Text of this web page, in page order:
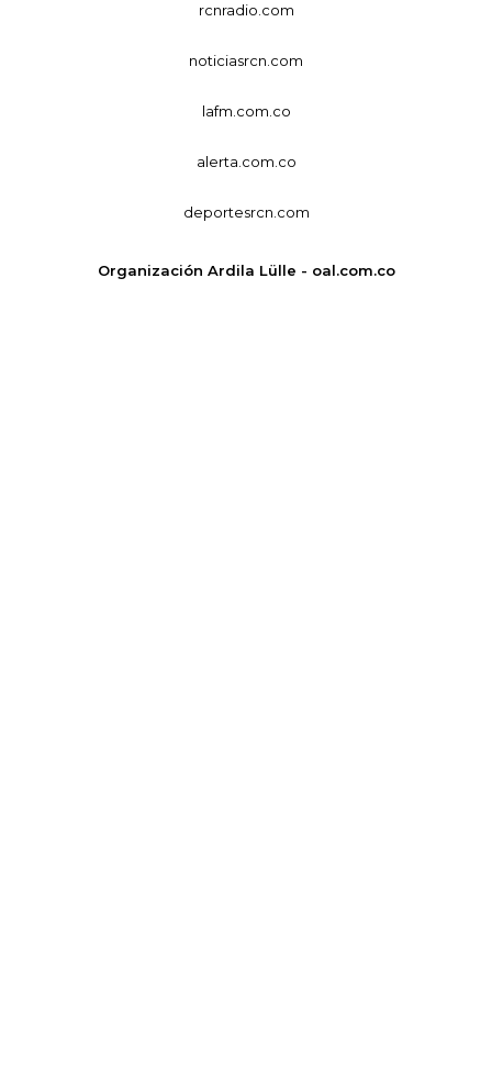
rcnradio.com
noticiasrcn.com
lafm.com.co
alerta.com.co
deportesrcn.com
Organización Ardila Lülle - oal.com.co